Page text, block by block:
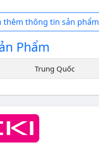
thêm thông tin sản phẩm
Phẩm
Trung Quốc